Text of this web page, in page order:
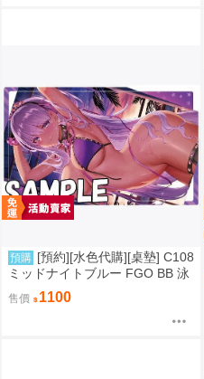
預購 [預約][水色代購][桌墊] C108
ミッドナイトブルー FGO BB 泳
售價 1100